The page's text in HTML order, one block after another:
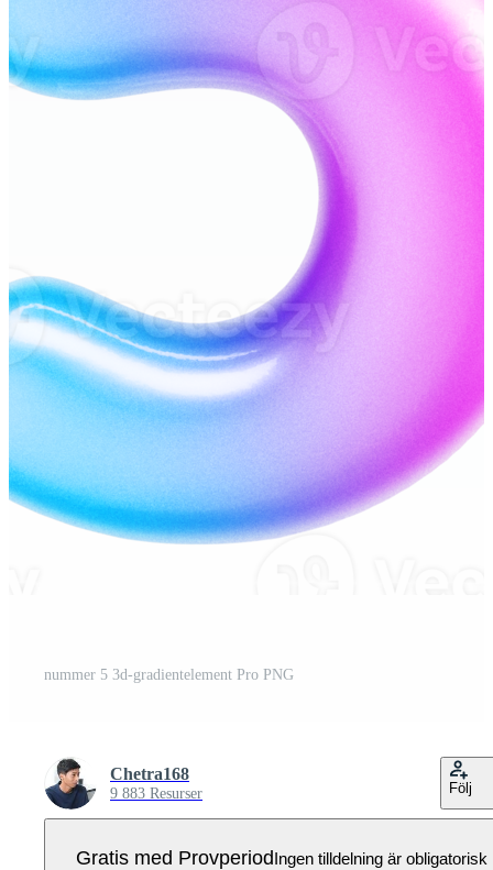
nummer 5 3d-gradientelement Pro PNG
Chetra168
9 883 Resurser Följ
Gratis med ProvperiodIngen tilldelning är obligatorisk